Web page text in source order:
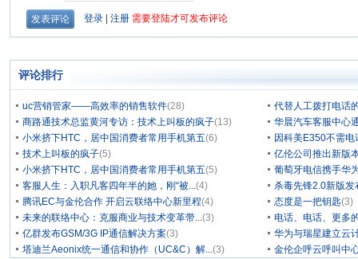
评论排行
uc营销管家——高效率的销售软件(28)
代替人工拨打电话
商路通技术总监黄河专访：技术上叫板的疯子(13)
华晨汽车客服中心
小米挤下HTC，居中国消费者常用手机第五(6)
因科美E350不需
技术上叫板的疯子(5)
亿伦公司推出新版
小米挤下HTC，居中国消费者常用手机第五(5)
葡萄牙电信携手华
客服人生：入职凡客四年半的她，刚“被...(4)
杀毒先锋2.0新版发
腾讯EC与金伦合作 开启云联络中心新里程(4) 态度是一把钥匙(3)
未来的联络中心：克服商业与技术变革带...(3)
电话、电话、更多
亿群发布GSM/3G IP通信解决方案(3)
华为与瑞星建立云
塔迪兰Aeonix统一通信和协作（UC&C）解...(3) 金伦企呼云呼叫中